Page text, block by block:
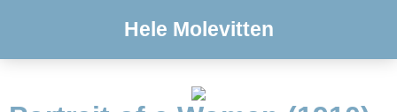
Hele Molevitten